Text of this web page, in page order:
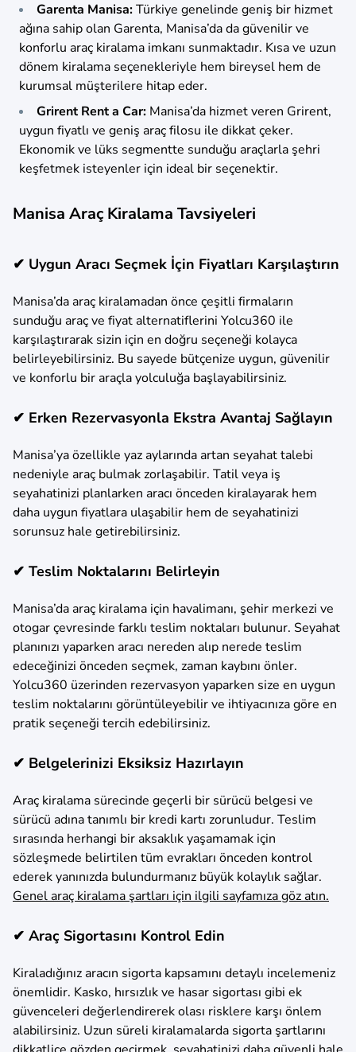
Garenta Manisa:Türkiye genelinde geniş bir hizmet
ağına sahip olan Garenta, Manisa’da da güvenilir ve
konforlu araç kiralama imkanı sunmaktadır. Kısa ve uzun
dönem kiralama seçenekleriyle hem bireysel hem de
kurumsal müşterilere hitap eder.
Grirent Rent a Car: Manisa’da hizmet veren Grirent,
uygun fiyatlı ve geniş araç filosu ile dikkat çeker.
Ekonomik ve lüks segmentte sunduğu araçlarla şehri
keşfetmek isteyenler için ideal bir seçenektir.
Manisa Araç Kiralama Tavsiyeleri
✔ Uygun Aracı Seçmek İçin Fiyatları Karşılaştırın
Manisa’da araç kiralamadan önce çeşitli firmaların
sunduğu araç ve fiyat alternatiflerini Yolcu360 ile
karşılaştırarak sizin için en doğru seçeneği kolayca
belirleyebilirsiniz. Bu sayede bütçenize uygun, güvenilir
ve konforlu bir araçla yolculuğa başlayabilirsiniz.
✔ Erken Rezervasyonla Ekstra Avantaj Sağlayın
Manisa’ya özellikle yaz aylarında artan seyahat talebi
nedeniyle araç bulmak zorlaşabilir. Tatil veya iş
seyahatinizi planlarken aracı önceden kiralayarak hem
daha uygun fiyatlara ulaşabilir hem de seyahatinizi
sorunsuz hale getirebilirsiniz.
✔ Teslim Noktalarını Belirleyin
Manisa’da araç kiralama için havalimanı, şehir merkezi ve
otogar çevresinde farklı teslim noktaları bulunur. Seyahat
planınızı yaparken aracı nereden alıp nerede teslim
edeceğinizi önceden seçmek, zaman kaybını önler.
Yolcu360 üzerinden rezervasyon yaparken size en uygun
teslim noktalarını görüntüleyebilir ve ihtiyacınıza göre en
pratik seçeneği tercih edebilirsiniz.
✔ Belgelerinizi Eksiksiz Hazırlayın
Araç kiralama sürecinde geçerli bir sürücü belgesi ve
sürücü adına tanımlı bir kredi kartı zorunludur. Teslim
sırasında herhangi bir aksaklık yaşamamak için
sözleşmede belirtilen tüm evrakları önceden kontrol
ederek yanınızda bulundurmanız büyük kolaylık sağlar.
Genel araç kiralama şartları için ilgili sayfamıza göz atın.
✔ Araç Sigortasını Kontrol Edin
Kiraladığınız aracın sigorta kapsamını detaylı incelemeniz
önemlidir. Kasko, hırsızlık ve hasar sigortası gibi ek
güvenceleri değerlendirerek olası risklere karşı önlem
alabilirsiniz. Uzun süreli kiralamalarda sigorta şartlarını